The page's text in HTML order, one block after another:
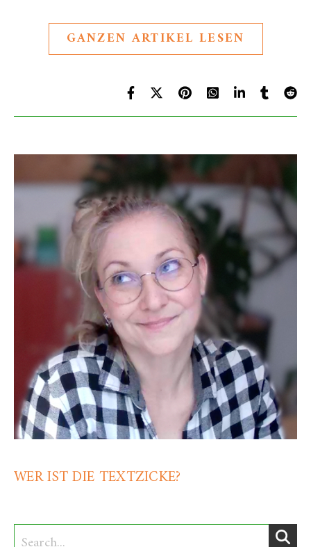
GANZEN ARTIKEL LESEN
WER IST DIE TEXTZICKE?